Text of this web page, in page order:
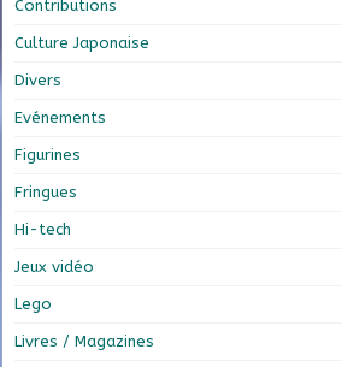
Contributions
Culture Japonaise
Divers
Evénements
Figurines
Fringues
Hi-tech
Jeux vidéo
Lego
Livres / Magazines